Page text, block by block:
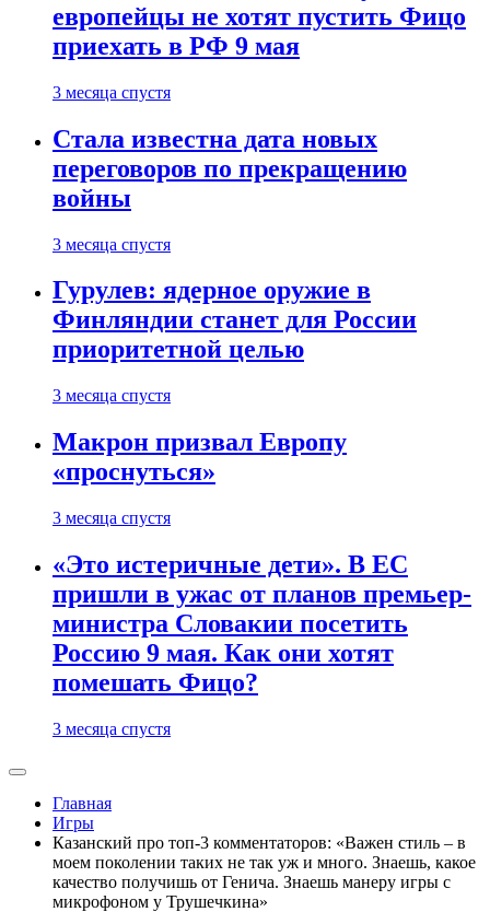
европейцы не хотят пустить Фицо
приехать в РФ 9 мая
3 месяца спустя
Стала известна дата новых
переговоров по прекращению
войны
3 месяца спустя
Гурулев: ядерное оружие в
Финляндии станет для России
приоритетной целью
3 месяца спустя
Макрон призвал Европу
«проснуться»
3 месяца спустя
«Это истеричные дети». В ЕС
пришли в ужас от планов премьер-
министра Словакии посетить
Россию 9 мая. Как они хотят
помешать Фицо?
3 месяца спустя
Главная
Игры
Казанский про топ-3 комментаторов: «Важен стиль – в
моем поколении таких не так уж и много. Знаешь, какое
качество получишь от Генича. Знаешь манеру игры с
микрофоном у Трушечкина»